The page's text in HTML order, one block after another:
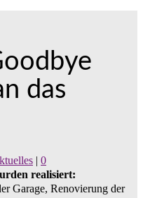
das
| 0
realisiert:
Garage, Renovierung der